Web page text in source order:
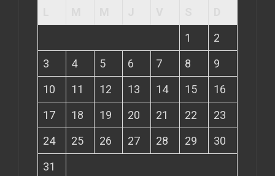
1
2
3
4 5 6 7 8
9
10
11 12 13 14 15
16
17
18 19 20 21 22
23
24
25 26 27 28 29
30
31